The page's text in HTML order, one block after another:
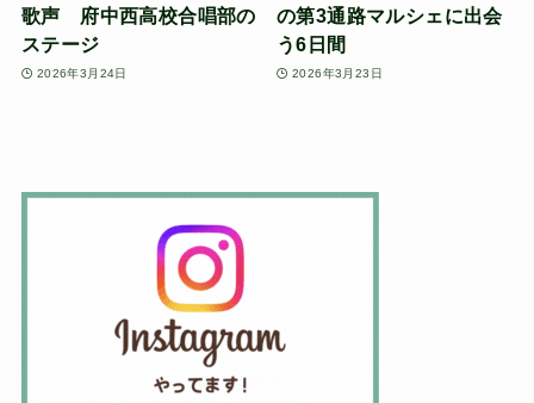
歌声 府中西高校合唱部の
ステージ
2026年3月24日
の第3通路マルシェに出会
う6日間
2026年3月23日